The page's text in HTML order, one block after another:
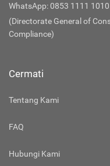
WhatsApp: 0853 1111
(Directorate General of
Compliance)
Cermati
Tentang Kami
FAQ
Hubungi Kami